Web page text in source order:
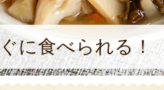
に食べられる！